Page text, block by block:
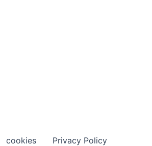
cookies Privacy Policy